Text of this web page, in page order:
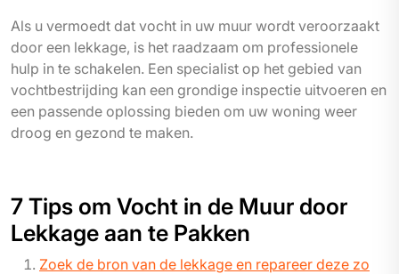
Als u vermoedt dat vocht in uw muur wordt veroorzaakt
door een lekkage, is het raadzaam om professionele
hulp in te schakelen. Een specialist op het gebied van
vochtbestrijding kan een grondige inspectie uitvoeren en
een passende oplossing bieden om uw woning weer
droog en gezond te maken.
7 Tips om Vocht in de Muur door
Lekkage aan te Pakken
Zoek de bron van de lekkage en repareer deze zo